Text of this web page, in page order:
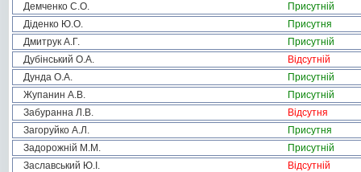
Демченко С.О.
Присутній
Діденко Ю.О.
Присутня
Дмитрук А.Г.
Присутній
Дубінський О.А.
Відсутній
Дунда О.А.
Присутній
Жупанин А.В.
Присутній
Забуранна Л.В.
Відсутня
Загоруйко А.Л.
Присутня
Задорожній М.М.
Присутній
Заславський Ю.І.
Відсутній